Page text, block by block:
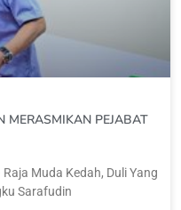
MERASMIKAN PEJABAT
Muda Kedah, Duli Yang
Sarafudin